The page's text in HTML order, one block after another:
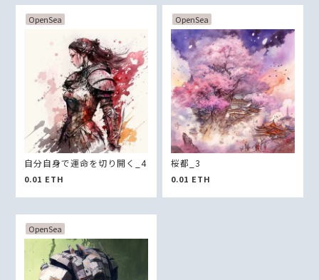
OpenSea
自分自身で運命を切り開く_4
0.01 ETH
OpenSea
桜都_3
0.01 ETH
OpenSea